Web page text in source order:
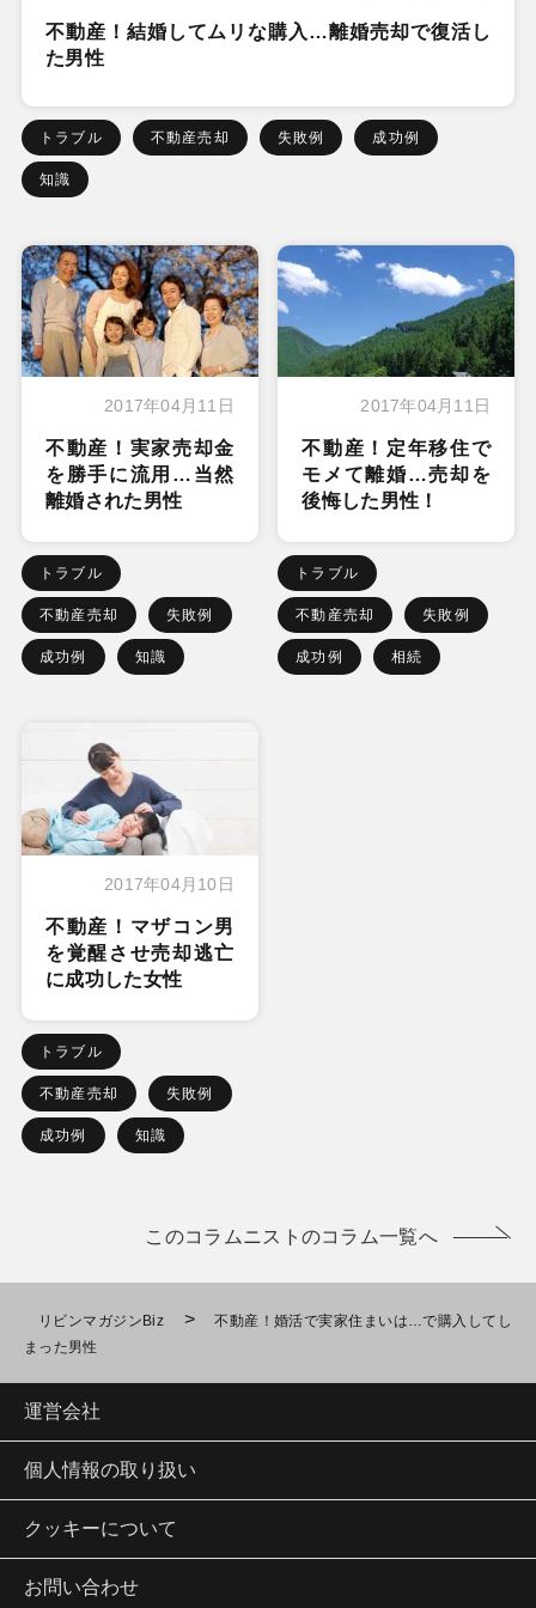
不動産！結婚してムリな購入…離婚売却で復活し
た男性
トラブル 不動産売却 失敗例 成功例
知識
2017年04月11日
不動産！実家売却金
を勝手に流用…当然
離婚された男性
トラブル
不動産売却 失敗例
成功例 知識
2017年04月11日
不動産！定年移住で
モメて離婚…売却を
後悔した男性！
トラブル
不動産売却 失敗例
成功例 相続
2017年04月10日
不動産！マザコン男
を覚醒させ売却逃亡
に成功した女性
トラブル
不動産売却 失敗例
成功例 知識
このコラムニストのコラム一覧へ
リビンマガジンBiz >
不動産！婚活で実家住まいは…で購入してし
まった男性
運営会社
個人情報の取り扱い
クッキーについて
お問い合わせ